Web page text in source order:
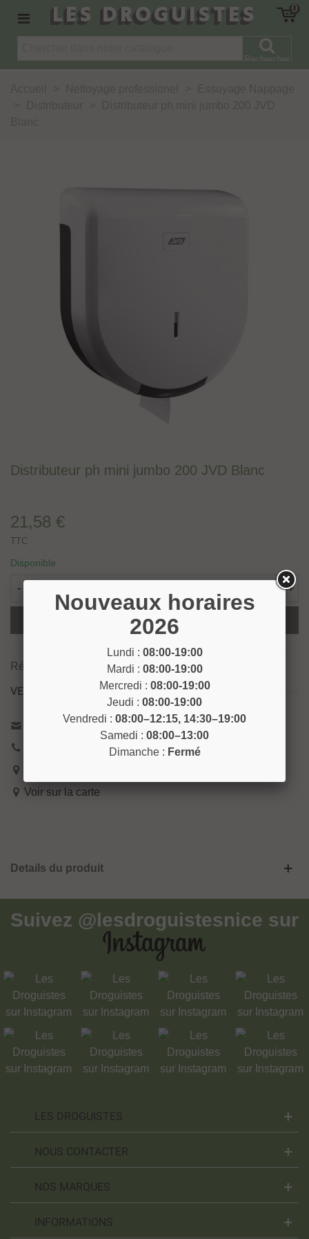
LES DROGUISTES 0
Rechercher
Distributeur ph mini jumbo 200 JVD Blanc
21,58 €
TTC
Disponible
- +
Ajouter Au Panier
Référence: DISTRIB2
VENEZ NOUS RENCONTRER !
Contactez-nous
Voir sur la carte
Details du produit
Suivez @lesdroguistesnice sur
LES DROGUISTES
NOUS CONTACTER
NOS MARQUES
INFORMATIONS
Nouveaux horaires
2026
Lundi : 08:00-19:00
Mardi : 08:00-19:00
Mercredi : 08:00-19:00
Jeudi : 08:00-19:00
Vendredi : 08:00–12:15, 14:30–19:00
Samedi : 08:00–13:00
Dimanche : Fermé